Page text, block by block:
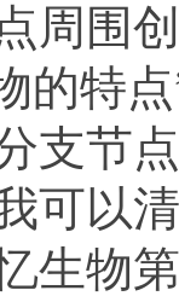
周围
的特
支节
可以
生物